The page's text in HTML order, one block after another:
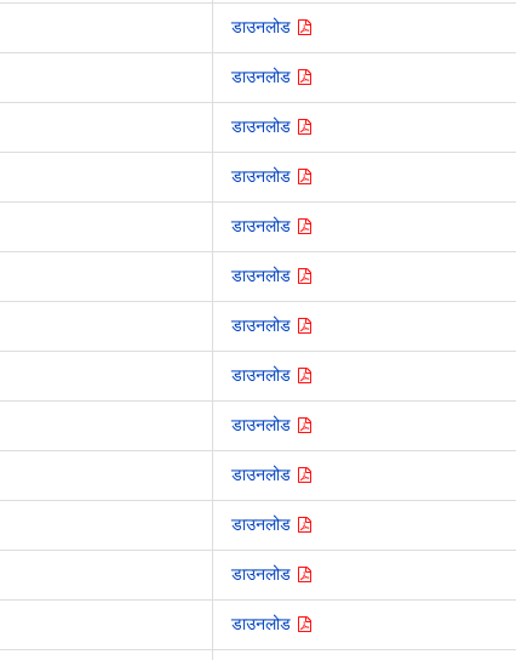
डाउनलोड
डाउनलोड
डाउनलोड
डाउनलोड
डाउनलोड
डाउनलोड
डाउनलोड
डाउनलोड
डाउनलोड
डाउनलोड
डाउनलोड
डाउनलोड
डाउनलोड